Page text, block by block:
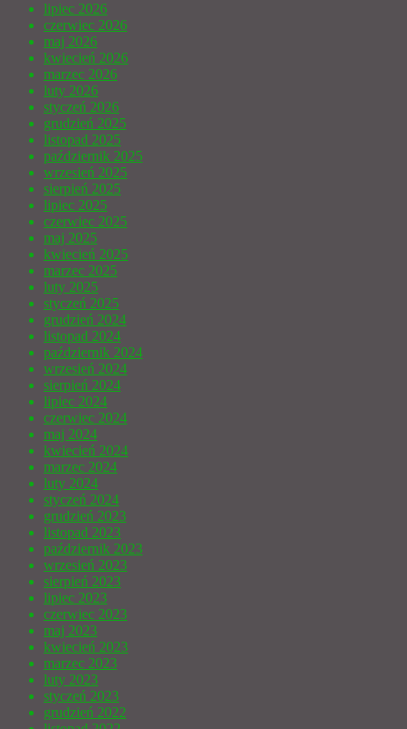
lipiec 2026
czerwiec 2026
maj 2026
kwiecień 2026
marzec 2026
luty 2026
styczeń 2026
grudzień 2025
listopad 2025
październik 2025
wrzesień 2025
sierpień 2025
lipiec 2025
czerwiec 2025
maj 2025
kwiecień 2025
marzec 2025
luty 2025
styczeń 2025
grudzień 2024
listopad 2024
październik 2024
wrzesień 2024
sierpień 2024
lipiec 2024
czerwiec 2024
maj 2024
kwiecień 2024
marzec 2024
luty 2024
styczeń 2024
grudzień 2023
listopad 2023
październik 2023
wrzesień 2023
sierpień 2023
lipiec 2023
czerwiec 2023
maj 2023
kwiecień 2023
marzec 2023
luty 2023
styczeń 2023
grudzień 2022